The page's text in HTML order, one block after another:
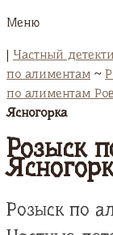
Меню
| Частный
по алиментам ~
по алиментам
Ясногорка
Розыск
Розыск по